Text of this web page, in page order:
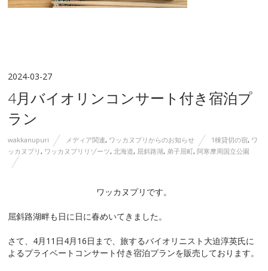
2024-03-27
4月バイオリンコンサート付き宿泊プ
ラン
wakkanupuri メディア関連, ワッカヌプリからのお知らせ 1棟貸切の宿, ワ
ッカヌプリ, ワッカヌプリリゾーツ,北海道, 屈斜路湖, 弟子屈町,阿寒摩周国立公園
ワッカヌプリです。
屈斜路湖畔も日に日に春めいてきました。
さて、4月11日4月16日まで、旅するバイオリニスト大迫淳英氏に
よるプライベートコンサート付き宿泊プランを販売しております。